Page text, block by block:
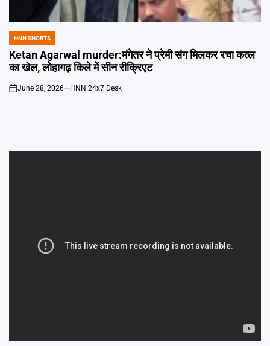
POSTED
IN
HNN SHORTS
Ketan Agarwal murder:मंगेतर ने प्रेमी संग मिलकर रचा कत्ल
का खेल, लोहागढ़ किले में सीन रीक्रिएट
on
June 28, 2026 HNN 24x7 Desk